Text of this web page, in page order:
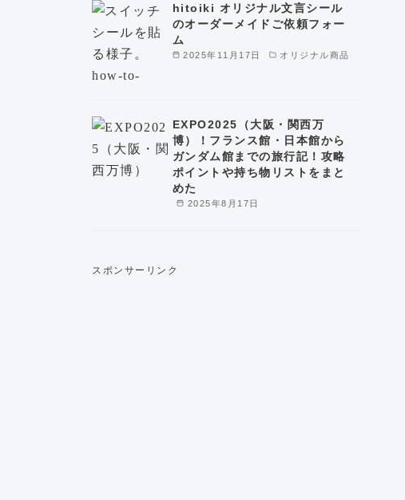
2025年11月17日 オリジナル商品
hitoiki オリジナル文言シール
のオーダーメイドご依頼フォー
ム
2025年8月17日
EXPO2025（大阪・関西万
博）！フランス館・日本館から
ガンダム館までの旅行記！攻略
ポイントや持ち物リストをまと
めた
スポンサーリンク